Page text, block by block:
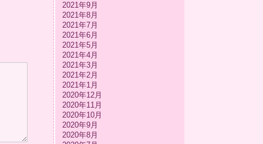
2021年9月
2021年8月
2021年7月
2021年6月
2021年5月
2021年4月
2021年3月
2021年2月
2021年1月
2020年12月
2020年11月
2020年10月
2020年9月
2020年8月